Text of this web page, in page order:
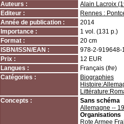
Auteurs :
Alain Lacroix
Editeur :
Rennes :
Année de publication :
2014
Importance :
1 vol. (131 p.)
Format :
20 cm
ISBN/ISSN/EAN :
978-2-919648-
Prix :
12 EUR
Langues :
Français (fre)
Catégories :
Biographies
Concepts :
Sans schéma
Allemagne --
Organisations
Rote Armee